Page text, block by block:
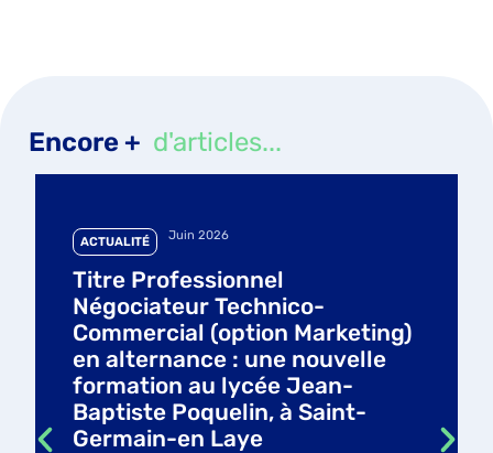
Encore + d'articles...
ACTUALITÉ Juin 2026
Titre Professionnel
Négociateur Technico-
Commercial (option Marketing)
en alternance : une nouvelle
formation au lycée Jean-
Baptiste Poquelin, à Saint-
Germain-en Laye